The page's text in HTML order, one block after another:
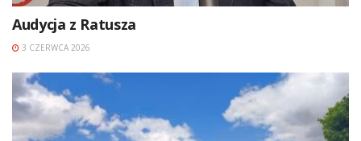
Audycja z Ratusza
3 CZERWCA 2026